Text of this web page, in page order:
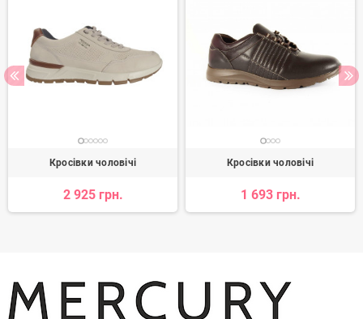
Кросівки чоловічі
2 925 грн.
Кросівки чоловічі
1 693 грн.